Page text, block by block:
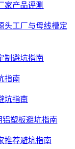
家产品评测
头工厂与母线槽定
制避坑指南
指南
坑指南
铝塑板避坑指南
推荐避坑指南